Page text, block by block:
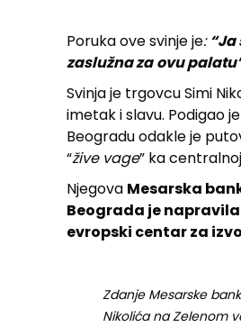
Poruka ove svinjeje:“Ja
zaslužna za ovu
Svinja je trgovcu Simi
imetak i slavu. Podigao
Beogradu odakle je
“žive vage” ka
Njegova Mesarska
Beograda je
evropski centar za
Zdanje Mesarske
Nikolića na Zelenom